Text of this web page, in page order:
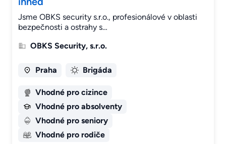
Jsme OBKS security s.r.o., profesionálové v oblasti
bezpečnosti a ostrahy s…
OBKS Security, s.r.o.
Praha Brigáda
Vhodné pro cizince
Vhodné pro absolventy
Vhodné pro seniory
Vhodné pro rodiče